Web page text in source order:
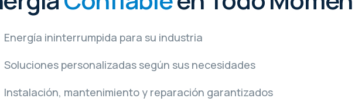
Energía ininterrumpida para su industria
Soluciones personalizadas según sus necesidades
Instalación, mantenimiento y reparación garantizados